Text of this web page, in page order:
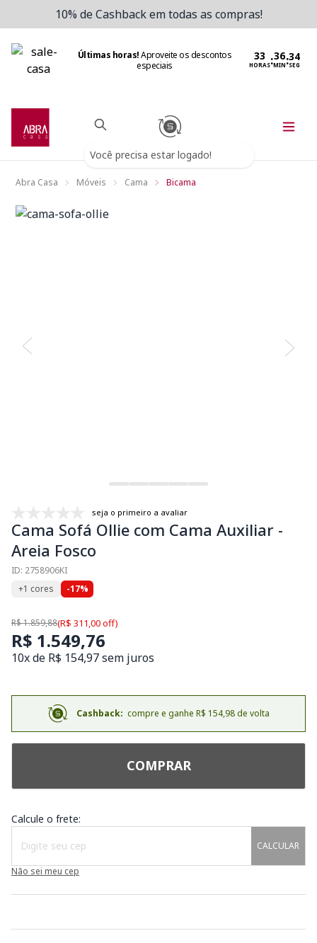
10% de Cashback em todas as compras!
Últimas horas!Aproveite os descontos
especiais
HORAS:MIN:SEG
Você precisa estar logado!
Abra Casa Móveis Cama Bicama
seja o primeiro a avaliar
Cama Sofá Ollie com Cama Auxiliar -
Areia Fosco
ID: 2758906KI
+1 cores
-17%
R$ 1.859,88(R$ 311,00 off)
R$ 1.549,76
10x de R$ 154,97 sem juros
Cashback: compre e ganhe R$ 154,98 de volta
COMPRAR
Calcule o frete:
CALCULAR
Não sei meu cep